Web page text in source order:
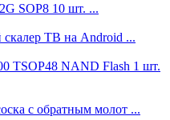
SOP8 10 шт. ...
ТВ на Android ...
TSOP48 NAND Flash 1 шт.
с обратным молот ...